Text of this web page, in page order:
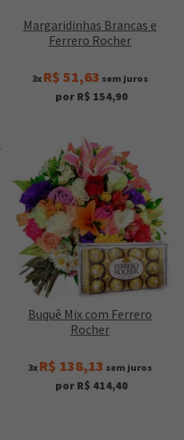
Margaridinhas Brancas e
Ferrero Rocher
3x R$ 51,63 sem juros
por R$ 154,90
Buquê Mix com Ferrero
Rocher
3x R$ 138,13 sem juros
por R$ 414,40